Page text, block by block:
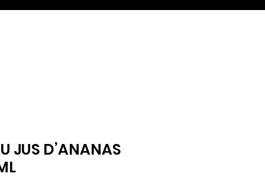
JUS D’ANANAS